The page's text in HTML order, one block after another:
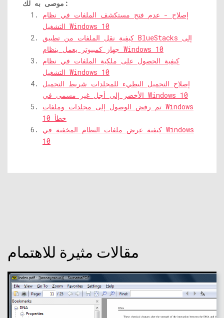
موصى به لك:
إصلاح - عدم فتح مستكشف الملفات في نظام
التشغيل Windows 10
كيفية نقل الملفات من تطبيق BlueStacks إلى
جهاز كمبيوتر يعمل بنظام Windows 10
كيفية الحصول على ملكية الملفات في نظام
التشغيل Windows 10
إصلاح التحميل البطيء للمجلدات شريط التحميل
الأخضر إلى أجل غير مسمى في Windows 10
تم رفض الوصول إلى مجلدات وملفات Windows
10 خطأ
كيفية عرض ملفات النظام المخفية في Windows
10
مقالات مثيرة للاهتمام